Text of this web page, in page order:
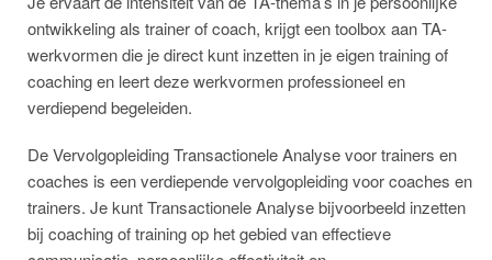
ontwikkeling als trainer of coach, krijgt een toolbox aan TA-
werkvormen die je direct kunt inzetten in je eigen training of
coaching en leert deze werkvormen professioneel en
verdiepend begeleiden.
De Vervolgopleiding Transactionele Analyse voor trainers en
coaches is een verdiepende vervolgopleiding voor coaches en
trainers. Je kunt Transactionele Analyse bijvoorbeeld inzetten
bij coaching of training op het gebied van effectieve